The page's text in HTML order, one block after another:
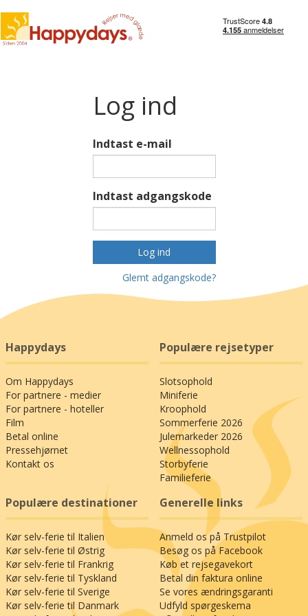
Log ind
Indtast e-mail
Indtast adgangskode
Log ind
Glemt adgangskode?
Happydays
Om Happydays
For partnere - medier
For partnere - hoteller
Film
Betal online
Pressehjørnet
Kontakt os
Populære rejsetyper
Slotsophold
Miniferie
Kroophold
Sommerferie 2026
Julemarkeder 2026
Wellnessophold
Storbyferie
Familieferie
Populære destinationer
Kør selv-ferie til Italien
Kør selv-ferie til Østrig
Kør selv-ferie til Frankrig
Kør selv-ferie til Tyskland
Kør selv-ferie til Sverige
Kør selv-ferie til Danmark
Generelle links
Anmeld os på Trustpilot
Besøg os på Facebook
Køb et rejsegavekort
Betal din faktura online
Se vores ændringsgaranti
Udfyld spørgeskema